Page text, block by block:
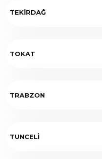
TEKİRDAĞ
TOKAT
TRABZON
TUNCELİ